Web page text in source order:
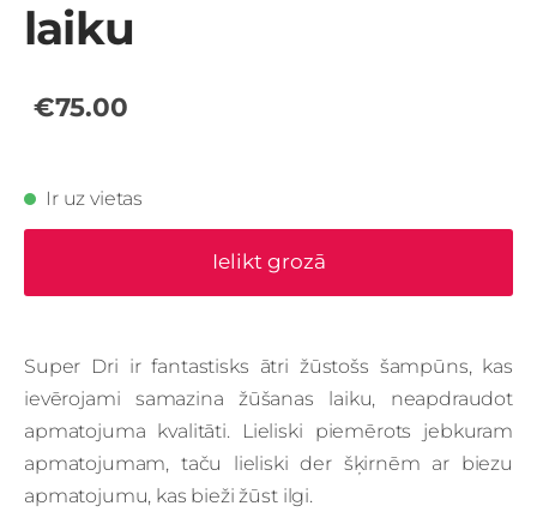
laiku
€75.00
Ir uz vietas
Ielikt grozā
Super Dri ir fantastisks ātri žūstošs šampūns, kas
ievērojami samazina žūšanas laiku, neapdraudot
apmatojuma kvalitāti. Lieliski piemērots jebkuram
apmatojumam, taču lieliski der šķirnēm ar biezu
apmatojumu, kas bieži žūst ilgi.